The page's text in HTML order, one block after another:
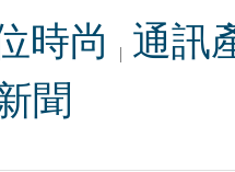
時尚
通訊
聞